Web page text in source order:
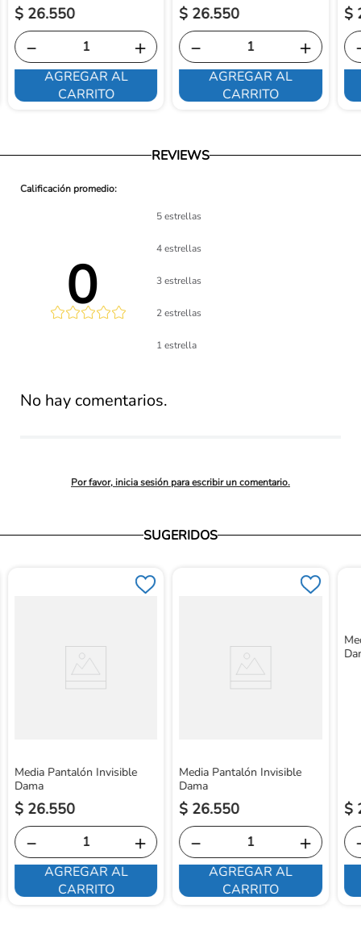
$ 26.550
＋
－
AGREGAR AL
CARRITO
$ 26.550
＋
－
AGREGAR AL
CARRITO
$
REVIEWS
0
5 estrellas
4 estrellas
3 estrellas
2 estrellas
1 estrella
Por favor, inicia sesión para escribir un comentario.
No hay comentarios.
SUGERIDOS
Media Pantalón Invisible
Dama
$ 26.550
＋
－
AGREGAR AL
CARRITO
Media Pantalón Invisible
Dama
$ 26.550
＋
－
AGREGAR AL
CARRITO
$